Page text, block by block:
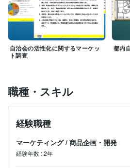
した。現在は営業企画・推進管理
業務の整理と運用改善を行ってい
業務フロー整理、マニュアル作成
築、事業計画作成、管理資料の整
です。課題の整理から運用定着ま
す。まずはお気軽にご相談ください
自治会の活性化に関するマーケッ
ト調査
都内
職種・スキル
経験職種
マーケティング / 商品企画・開発
経験年数 :2年